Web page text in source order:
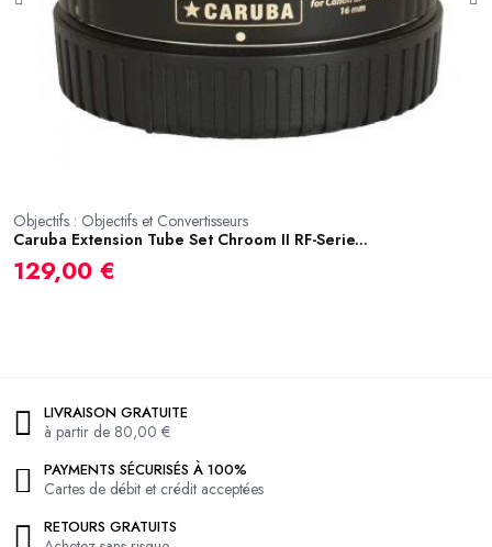
Objectifs : Objectifs et Convertisseurs
Caruba Extension Tube Set Chroom II RF-Serie...
129,00 €
LIVRAISON GRATUITE
à partir de 80,00 €
PAYMENTS SÉCURISÉS À 100%
Cartes de débit et crédit acceptées
RETOURS GRATUITS